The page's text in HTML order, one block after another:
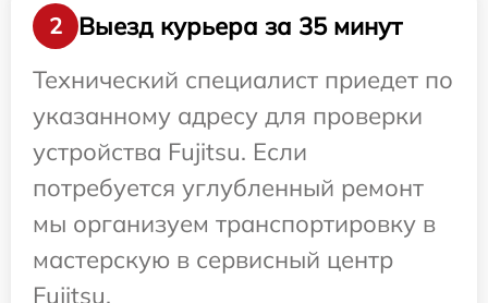
2
Выезд курьера за 35 минут
Технический специалист приедет по
указанному адресу для проверки
устройства Fujitsu. Если
потребуется углубленный ремонт
мы организуем транспортировку в
мастерскую в сервисный центр
Fujitsu.